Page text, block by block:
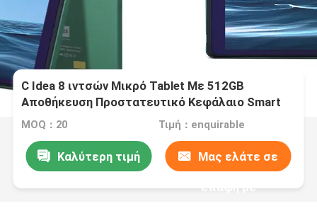
C Idea 8 ιντσών Μικρό Tablet Με 512GB
Αποθήκευση Προστατευτικό Κεφάλαιο Smart
Tablet PC CM815
MOQ：20 Τιμή：enquirable
Καλύτερη τιμή Μας ελάτε σε
επαφή με